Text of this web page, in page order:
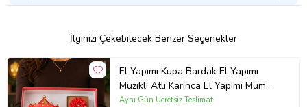
İlginizi Çekebilecek Benzer Seçenekler
El Yapımı Kupa Bardak El Yapımı
Müzikli Atlı Karınca El Yapımı Mum
AYN34
Aynı Gün Ücretsiz Teslimat